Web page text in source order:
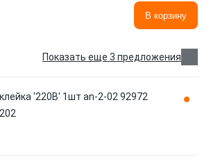
В корзину
Показать еще 3 предложения
'220В' 1шт an-2-02 92972